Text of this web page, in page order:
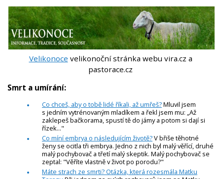
Velikonoce velikonoční stránka webu vira.cz a
pastorace.cz
Smrt a umírání:
Co chceš, aby o tobě lidé říkali, až umřeš?Mluvil jsem
s jedním vytrénovaným mladíkem a řekl jsem mu: „Až
zaklepeš bačkorama, spustí tě do jámy a potom si dají si
řízek..."
Co míní embrya o následujícím životě?V břiše těhotné
ženy se ocitla tři embrya. Jedno z nich byl malý věřící, druhé
malý pochybovač a třetí malý skeptik. Malý pochybovač se
zeptal: "Věříte vlastně v život po porodu?"
Máte strach ze smrti? Otázka, která rozesmála Matku